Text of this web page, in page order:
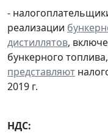
-
реализации
дистиллятов,
бункерного топлива,
представляют
2019 г.
НДС: